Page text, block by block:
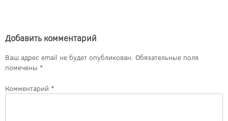
Добавить комментарий
Ваш адрес email не будет опубликован. Обязательные поля
помечены *
Комментарий *